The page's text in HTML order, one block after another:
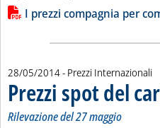
Lista allegati PDF alla
I prezzi compagnia per
28/05/2014- Prezzi Internazionali
Prezzi spot del
Rilevazione del 27 maggio